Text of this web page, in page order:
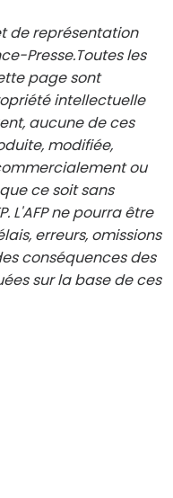
de représentation
Presse.Toutes les
page sont
intellectuelle
aucune de ces
modifiée,
ou
ce soit sans
L'AFP ne pourra être
erreurs, omissions
conséquences des
sur la base de ces